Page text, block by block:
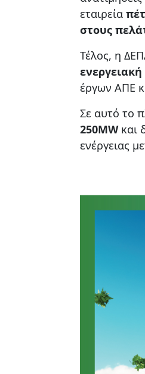
εταιρεία
στους
Τέλος, η
έργων ΑΠΕ
Σε αυτό το
250MWκαι
ενέργειας